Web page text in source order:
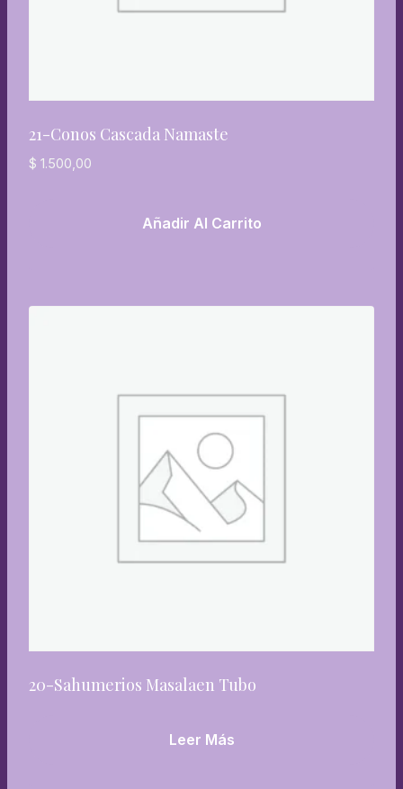
21-Conos Cascada Namaste
$ 1.500,00
Añadir Al Carrito
20-Sahumerios Masalaen Tubo
Leer Más